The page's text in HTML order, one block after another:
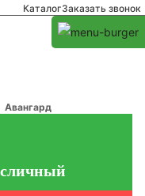
КаталогЗаказать звонок
Авангард